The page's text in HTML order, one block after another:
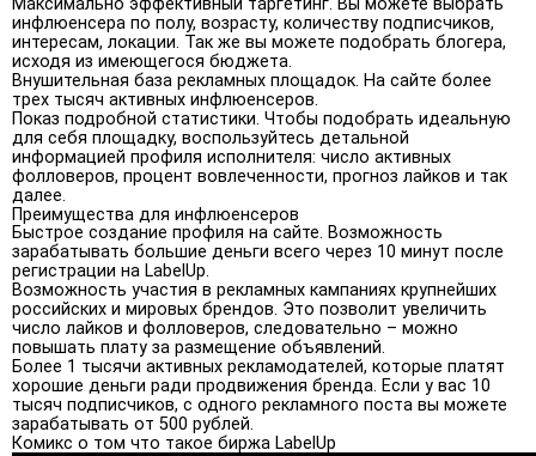
Максимально эффективный таргетинг. Вы можете выбрать
инфлюенсера по полу, возрасту, количеству подписчиков,
интересам, локации. Так же вы можете подобрать блогера,
исходя из имеющегося бюджета.
Внушительная база рекламных площадок. На сайте более
трех тысяч активных инфлюенсеров.
Показ подробной статистики. Чтобы подобрать идеальную
для себя площадку, воспользуйтесь детальной
информацией профиля исполнителя: число активных
фолловеров, процент вовлеченности, прогноз лайков и так
далее.
Преимущества для инфлюенсеров
Быстрое создание профиля на сайте. Возможность
зарабатывать большие деньги всего через 10 минут после
регистрации на LabelUp.
Возможность участия в рекламных кампаниях крупнейших
российских и мировых брендов. Это позволит увеличить
число лайков и фолловеров, следовательно – можно
повышать плату за размещение объявлений.
Более 1 тысячи активных рекламодателей, которые платят
хорошие деньги ради продвижения бренда. Если у вас 10
тысяч подписчиков, с одного рекламного поста вы можете
зарабатывать от 500 рублей.
Комикс о том что такое биржа LabelUp